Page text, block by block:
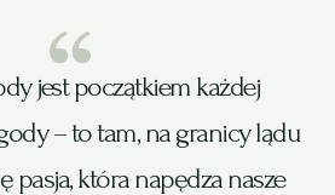
jest początkiem każdej
– to tam, na granicy lądu
pasja, która napędza nasze